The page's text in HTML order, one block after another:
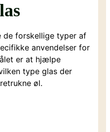
de forskellige typer af
anvendelser for
er at hjælpe
type glas der
øl.